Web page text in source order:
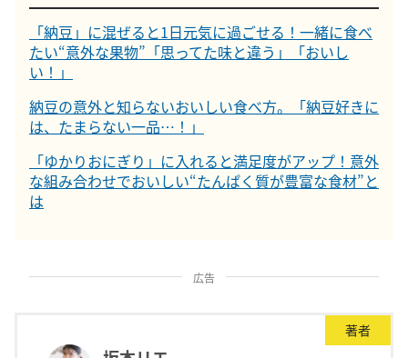
「納豆」に混ぜると1日元気に過ごせる！一緒に食べ
たい“意外な果物”「思ってた味と違う」「おいし
い！」
納豆の意外と知らないおいしい食べ方。「納豆好きに
は、たまらない一品…！」
「ゆかりおにぎり」に入れると満足度がアップ！意外
な組み合わせでおいしい“たんぱく質が豊富な食材”と
は
広告
著者